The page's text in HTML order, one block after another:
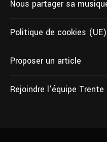
Nous partager sa
Politique de cookies (UE)
Proposer un article
Rejoindre l’équipe